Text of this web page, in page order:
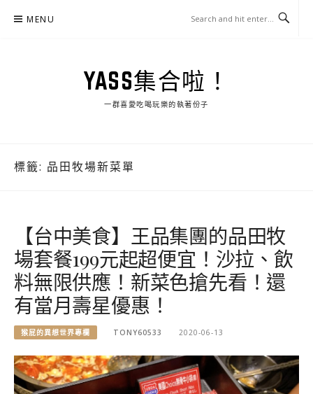
MENU
YASS集合啦！
一群喜愛吃喝玩樂的執著份子
標籤: 品田牧場新菜單
【台中美食】王品集團的品田牧
場套餐199元起超便宜！沙拉、飲
料無限供應！新菜色搶先看！還
有當月壽星優惠！
猴屁的異想世界專欄 TONY60533 2020-06-13